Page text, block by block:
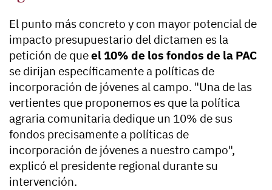
El punto más concreto y con mayor potencial de
impacto presupuestario del dictamen es la
petición de queel 10% de los fondos de la PAC
se dirijan específicamente a políticas de
incorporación de jóvenes al campo. "Una de las
vertientes que proponemos es que la política
agraria comunitaria dedique un 10% de sus
fondos precisamente a políticas de
incorporación de jóvenes a nuestro campo",
explicó el presidente regional durante su
intervención.